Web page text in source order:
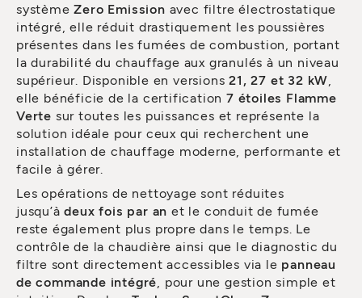
systèmeZero Emission avec filtre électrostatique
intégré, elle réduit drastiquement les poussières
présentes dans les fumées de combustion, portant
la durabilité du chauffage aux granulés à un niveau
supérieur. Disponible en versions21, 27 et 32 kW
elle bénéficie de la certification7 étoiles Flamme
Verte sur toutes les puissances et représente la
solution idéale pour ceux qui recherchent une
installation de chauffage moderne, performante et
facile à gérer.
Les opérations de nettoyage sont réduites
jusqu’àdeux fois par an et le conduit de fumée
reste également plus propre dans le temps. Le
contrôle de la chaudière ainsi que le diagnostic du
filtre sont directement accessibles via le panneau
de commande intégré , pour une gestion simple et